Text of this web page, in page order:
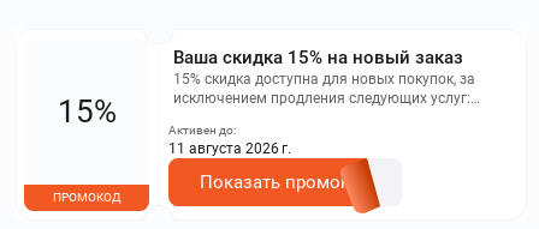
Ваша скидка 15% на новый заказ
15% скидка доступна для новых покупок, за
исключением продления следующих услуг:
серверов и создание сайтов без
программирования. Акция не суммируется с
другими скидками и действует согласно
правилу максимальной скидки.
15%
ПРОМОКОД
Активен до:
11 августа 2026 г.
Показать промокод